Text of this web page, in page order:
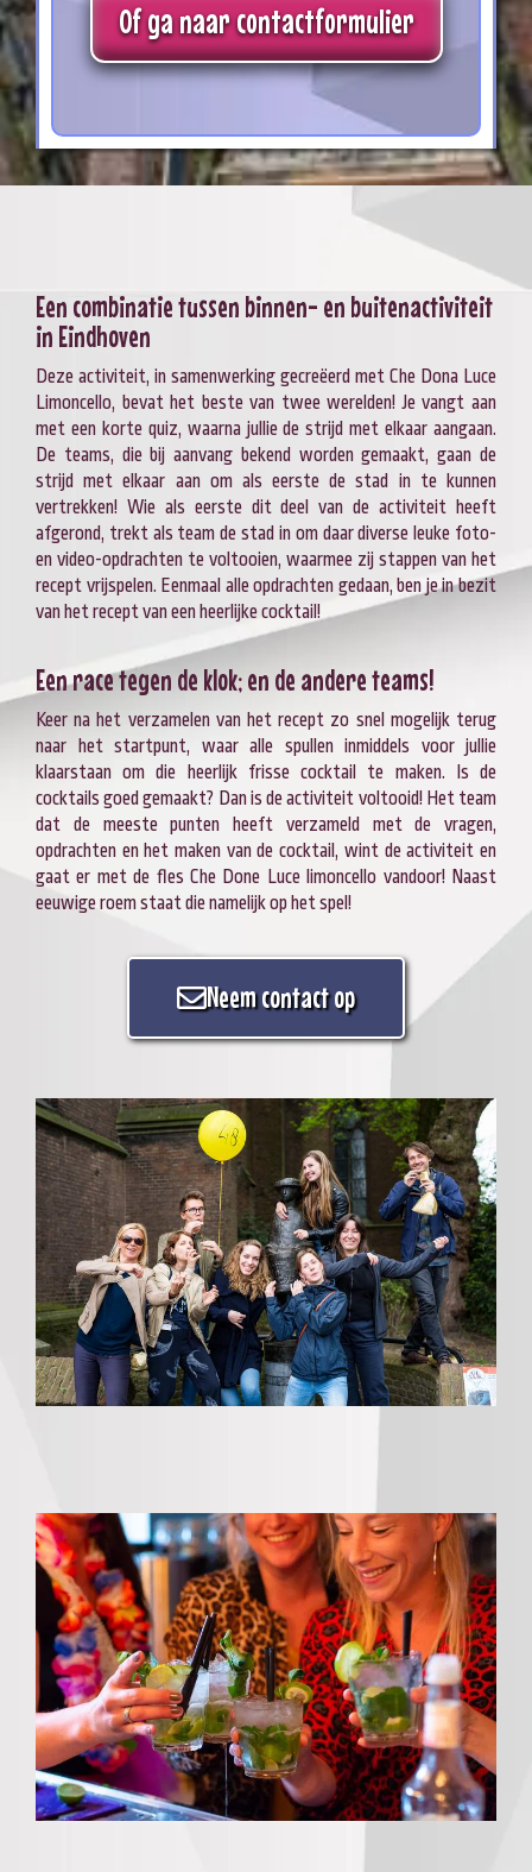
Of ga naar contactformulier
Een combinatie tussen binnen- en buitenactiviteit
in Eindhoven
Deze activiteit, in samenwerking gecreëerd met Che Dona Luce
Limoncello, bevat het beste van twee werelden! Je vangt aan
met een korte quiz, waarna jullie de strijd met elkaar aangaan.
De teams, die bij aanvang bekend worden gemaakt, gaan de
strijd met elkaar aan om als eerste de stad in te kunnen
vertrekken! Wie als eerste dit deel van de activiteit heeft
afgerond, trekt als team de stad in om daar diverse leuke foto-
en video-opdrachten te voltooien, waarmee zij stappen van het
recept vrijspelen. Eenmaal alle opdrachten gedaan, ben je in bezit
van het recept van een heerlijke cocktail!
Een race tegen de klok; en de andere teams!
Keer na het verzamelen van het recept zo snel mogelijk terug
naar het startpunt, waar alle spullen inmiddels voor jullie
klaarstaan om die heerlijk frisse cocktail te maken. Is de
cocktails goed gemaakt? Dan is de activiteit voltooid! Het team
dat de meeste punten heeft verzameld met de vragen,
opdrachten en het maken van de cocktail, wint de activiteit en
gaat er met de fles Che Done Luce limoncello vandoor! Naast
eeuwige roem staat die namelijk op het spel!
Neem contact op